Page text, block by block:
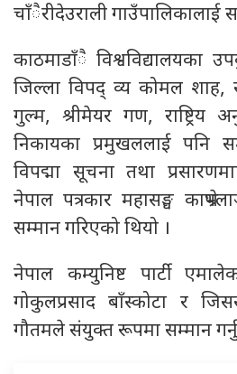
चाँैरीदेउराली गाउँपालिकालाई
काठमाडाँै विश्वविद्यालयका
जिल्ला विपद् व्य कोमल शाह,
गुल्म, श्रीमेयर गण, राष्ट्रिय
निकायका प्रमुखललाई पनि
विपद्मा सूचना तथा
नेपाल पत्रकार महासङ्घ
सम्मान गरिएको थियो ।
नेपाल कम्युनिष्ट पार्टी
गोकुलप्रसाद बाँस्कोटा र
गौतमले संयुक्त रूपमा सम्मान